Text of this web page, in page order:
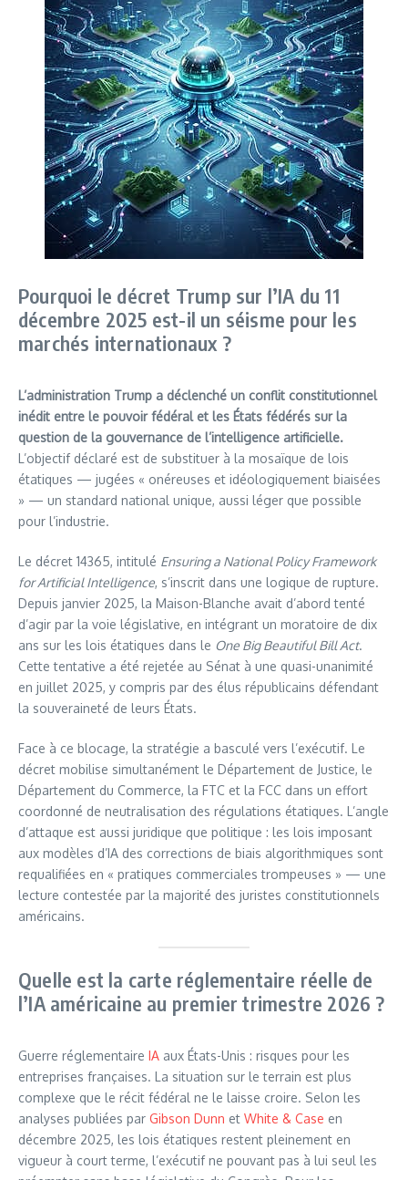
Pourquoi le décret Trump sur l’IA du 11
décembre 2025 est-il un séisme pour les
marchés internationaux ?
L’administration Trump a déclenché un conflit constitutionnel
inédit entre le pouvoir fédéral et les États fédérés sur la
question de la gouvernance de l’intelligence artificielle.
L’objectif déclaré est de substituer à la mosaïque de lois
étatiques — jugées « onéreuses et idéologiquement biaisées
» — un standard national unique, aussi léger que possible
pour l’industrie.
Le décret 14365, intitulé Ensuring a National Policy Framework
for Artificial Intelligence, s’inscrit dans une logique de rupture.
Depuis janvier 2025, la Maison-Blanche avait d’abord tenté
d’agir par la voie législative, en intégrant un moratoire de dix
ans sur les lois étatiques dans le One Big Beautiful Bill Act.
Cette tentative a été rejetée au Sénat à une quasi-unanimité
en juillet 2025, y compris par des élus républicains défendant
la souveraineté de leurs États.
Face à ce blocage, la stratégie a basculé vers l’exécutif. Le
décret mobilise simultanément le Département de Justice, le
Département du Commerce, la FTC et la FCC dans un effort
coordonné de neutralisation des régulations étatiques. L’angle
d’attaque est aussi juridique que politique : les lois imposant
aux modèles d’IA des corrections de biais algorithmiques sont
requalifiées en « pratiques commerciales trompeuses » — une
lecture contestée par la majorité des juristes constitutionnels
américains.
Quelle est la carte réglementaire réelle de
l’IA américaine au premier trimestre 2026 ?
Guerre réglementaire IA aux États-Unis : risques pour les
entreprises françaises. La situation sur le terrain est plus
complexe que le récit fédéral ne le laisse croire. Selon les
analyses publiées par Gibson Dunn et White & Case en
décembre 2025, les lois étatiques restent pleinement en
vigueur à court terme, l’exécutif ne pouvant pas à lui seul les